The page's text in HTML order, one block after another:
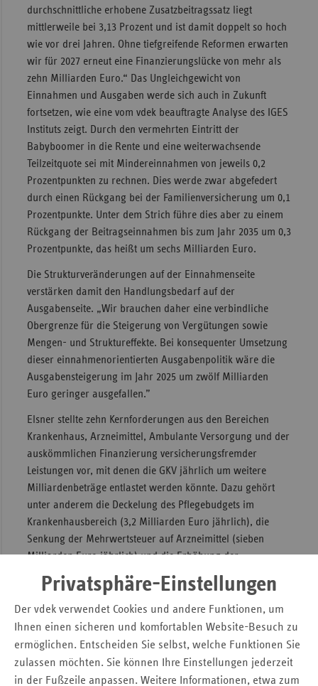
Privatsphäre-Einstellungen
Der vdek verwendet Cookies und andere Funktionen, um
Ihnen einen sicheren und komfortablen Website-Besuch zu
ermöglichen. Entscheiden Sie selbst, welche Funktionen Sie
zulassen möchten. Sie können Ihre Einstellungen jederzeit
in der Fußzeile anpassen. Weitere Informationen, etwa zum
durchschnittliche erhobene Zusatzbeitragssatz liegt
mittlerweile bei 3,13 Prozent und ist damit doppelt so hoch
wie vor drei Jahren. Ohne tiefgreifende Reformen erwarten
wir für 2027 erneut eine Finanzierungslücke von mehr als
zehn Milliarden Euro.“ Das Ungleichgewicht von
Einnahmen und Ausgaben werde sich auch in Zukunft
fortsetzen, wie eine vom vdek beauftragte Analyse des IGES
Instituts zeigt. Durch den vermehrten Eintritt der
Babyboomer in die Rente und eine weiterwachsende
Teilzeitquote sei mit Mindereinnahmen von jeweils 0,2
Prozentpunkten zu rechnen. Dies werde zwar abgefedert
durch einen Rückgang bei der Familienversicherung um 0,1
Prozentpunkte. Unter dem Strich führe dies aber zu einem
Rückgang der Beitragseinnahmen bis zum Jahr 2035 um 0,3
Prozentpunkte, das heißt um sechs Milliarden Euro.
Die Strukturveränderungen auf der Einnahmenseite
verstärken damit den Handlungsbedarf auf der
Ausgabenseite. „Wir brauchen daher eine verbindliche
Obergrenze für die Steigerung von Vergütungen sowie
Mengen- und Struktureffekte. Bei konsequenter Umsetzung
dieser einnahmenorientierten Ausgabenpolitik wäre die
Ausgabensteigerung im Jahr 2025 um zwölf Milliarden
Euro geringer ausgefallen.”
Elsner stellte zehn Kernforderungen aus den Bereichen
Krankenhaus, Arzneimittel, Ambulante Versorgung und der
auskömmlichen Finanzierung versicherungsfremder
Leistungen vor, mit denen die GKV jährlich um weitere
Milliardenbeträge entlastet werden könnte. Dazu gehört
unter anderem die Deckelung des Pflegebudgets im
Krankenhausbereich (3,2 Milliarden Euro jährlich), die
Senkung der Mehrwertsteuer auf Arzneimittel (sieben
Milliarden Euro jährlich) und die Erhöhung der
Herstellerabschläge für Pharmaunternehmen (1,8
Milliarden jährlich), und die kostendeckende Finanzierung
von Bürgergeldempfangenden (zehn Milliarden Euro
jährlich).
Bessere Steuerung der ambulanten